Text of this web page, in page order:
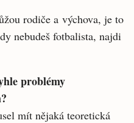
rodiče a výchova, je to
nebudeš fotbalista, najdi
problémy
mít nějaká teoretická